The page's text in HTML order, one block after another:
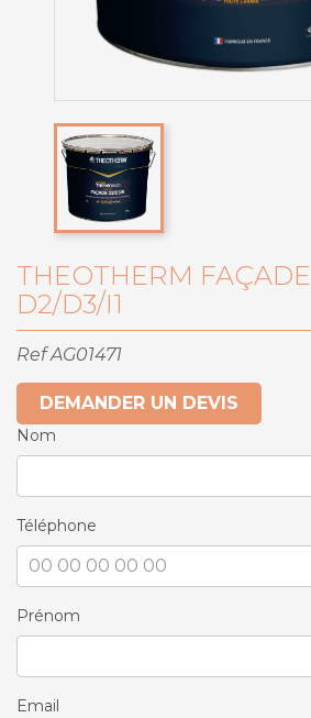
THEOTHERM FAÇADE
D2/D3/I1
Ref AG01471
DEMANDER UN DEVIS
Nom
Téléphone
Prénom
Email